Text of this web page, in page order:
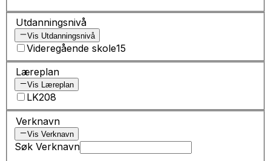
Utdanningsnivå
Vis Utdanningsnivå
Videregående skole15
Læreplan
Vis Læreplan
LK208
Verknavn
Vis Verknavn
Søk Verknavn